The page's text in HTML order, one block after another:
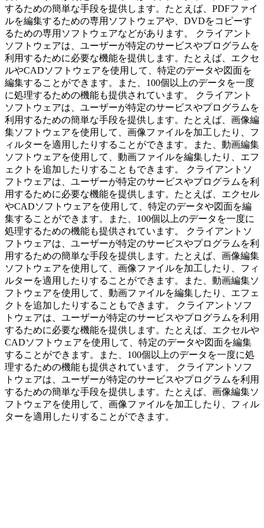
するための簡単な手段を提供します。たとえば、PDFファイ
ルを編集するための専用ソフトウェアや、DVDをコピーす
るための専用ソフトウェアなどがあります。 クライアント
ソフトウェアは、ユーザーが特定のサービスやプログラムを
利用するために必要な機能を提供します。たとえば、エクセ
ルやCADソフトウェアを使用して、特定のデータや図面を
編集することができます。また、100個以上のデータを一度
に処理するための機能も提供されています。 クライアント
ソフトウェアは、ユーザーが特定のサービスやプログラムを
利用するための簡単な手段を提供します。たとえば、画像編
集ソフトウェアを使用して、画像ファイルを加工したり、フ
ィルターを適用したりすることができます。また、動画編集
ソフトウェアを使用して、動画ファイルを編集したり、エフ
ェクトを追加したりすることもできます。 クライアントソ
フトウェアは、ユーザーが特定のサービスやプログラムを利
用するために必要な機能を提供します。たとえば、エクセル
やCADソフトウェアを使用して、特定のデータや図面を編
集することができます。また、100個以上のデータを一度に
処理するための機能も提供されています。 クライアントソ
フトウェアは、ユーザーが特定のサービスやプログラムを利
用するための簡単な手段を提供します。たとえば、画像編集
ソフトウェアを使用して、画像ファイルを加工したり、フィ
ルターを適用したりすることができます。また、動画編集ソ
フトウェアを使用して、動画ファイルを編集したり、エフェ
クトを追加したりすることもできます。 クライアントソフ
トウェアは、ユーザーが特定のサービスやプログラムを利用
するために必要な機能を提供します。たとえば、エクセルや
CADソフトウェアを使用して、特定のデータや図面を編集
することができます。また、100個以上のデータを一度に処
理するための機能も提供されています。 クライアントソフ
トウェアは、ユーザーが特定のサービスやプログラムを利用
するための簡単な手段を提供します。たとえば、画像編集ソ
フトウェアを使用して、画像ファイルを加工したり、フィル
ターを適用したりすることができます。